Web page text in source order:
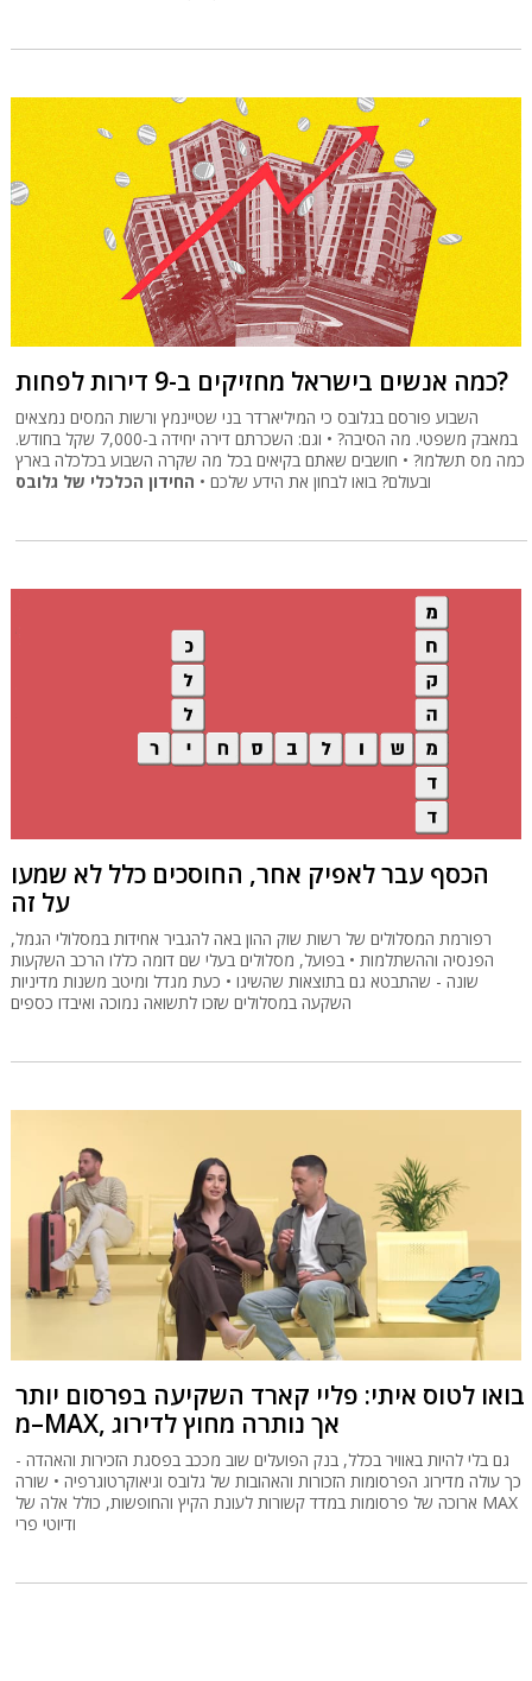
כמה אנשים בישראל מחזיקים ב-9 דירות לפחות?
השבוע פורסם בגלובס כי המיליארדר בני שטיינמץ ורשות המסים נמצאים
במאבק משפטי. מה הסיבה? • וגם: השכרתם דירה יחידה ב-7,000 שקל בחודש.
כמה מס תשלמו? • חושבים שאתם בקיאים בכל מה שקרה השבוע בכלכלה בארץ
ובעולם? בואו לבחון את הידע שלכם • החידון הכלכלי של גלובס
הכסף עבר לאפיק אחר, החוסכים כלל לא שמעו
על זה
רפורמת המסלולים של רשות שוק ההון באה להגביר אחידות במסלולי הגמל,
הפנסיה וההשתלמות • בפועל, מסלולים בעלי שם דומה כללו הרכב השקעות
שונה - שהתבטא גם בתוצאות שהשיגו • כעת מגדל ומיטב משנות מדיניות
השקעה במסלולים שזכו לתשואה נמוכה ואיבדו כספים
בואו לטוס איתי: פליי קארד השקיעה בפרסום יותר
מ–MAX, אך נותרה מחוץ לדירוג
גם בלי להיות באוויר בכלל, בנק הפועלים שוב מככב בפסגת הזכירות והאהדה -
כך עולה מדירוג הפרסומות הזכורות והאהובות של גלובס וגיאוקרטוגרפיה • שורה
ארוכה של פרסומות במדד קשורות לעונת הקיץ והחופשות, כולל אלה של MAX
ודיוטי פרי